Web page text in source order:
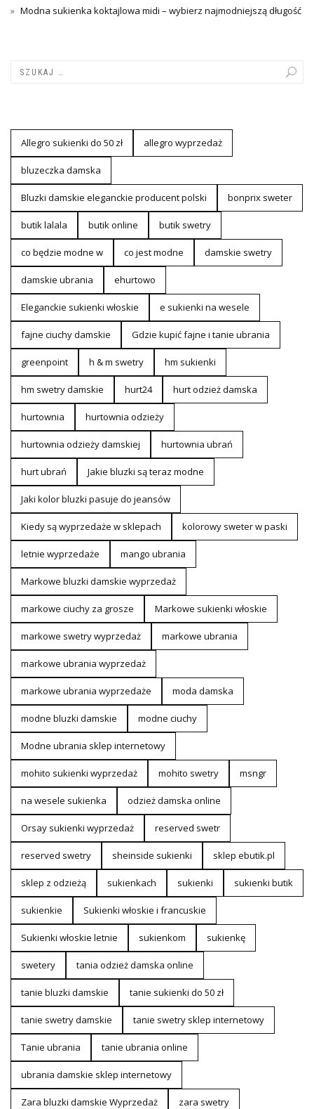
Modna sukienka koktajlowa midi – wybierz najmodniejszą długość
Allegro sukienki do 50 zł allegro wyprzedaż
bluzeczka damska
Bluzki damskie eleganckie producent polski bonprix sweter
butik lalala butik online butik swetry
co będzie modne w co jest modne damskie swetry
damskie ubrania ehurtowo
Eleganckie sukienki włoskie e sukienki na wesele
fajne ciuchy damskie Gdzie kupić fajne i tanie ubrania
greenpoint h & m swetry hm sukienki
hm swetry damskie hurt24 hurt odzież damska
hurtownia hurtownia odzieży
hurtownia odzieży damskiej hurtownia ubrań
hurt ubrań Jakie bluzki są teraz modne
Jaki kolor bluzki pasuje do jeansów
Kiedy są wyprzedaże w sklepach kolorowy sweter w paski
letnie wyprzedaże mango ubrania
Markowe bluzki damskie wyprzedaż
markowe ciuchy za grosze Markowe sukienki włoskie
markowe swetry wyprzedaż markowe ubrania
markowe ubrania wyprzedaż
markowe ubrania wyprzedaże moda damska
modne bluzki damskie modne ciuchy
Modne ubrania sklep internetowy
mohito sukienki wyprzedaż mohito swetry msngr
na wesele sukienka odzież damska online
Orsay sukienki wyprzedaż reserved swetr
reserved swetry sheinside sukienki sklep ebutik.pl
sklep z odzieżą sukienkach sukienki sukienki butik
sukienkie Sukienki włoskie i francuskie
Sukienki włoskie letnie sukienkom sukienkę
swetery tania odzież damska online
tanie bluzki damskie tanie sukienki do 50 zł
tanie swetry damskie tanie swetry sklep internetowy
Tanie ubrania tanie ubrania online
ubrania damskie sklep internetowy
Zara bluzki damskie Wyprzedaż zara swetry